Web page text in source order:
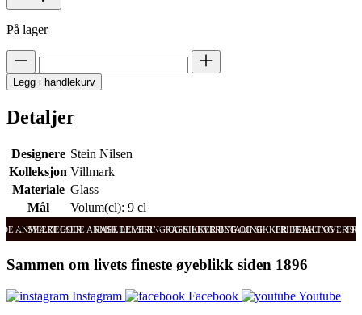
På lager
Legg i handlekurv
Detaljer
Designere Stein Nilsen
Kolleksjon Villmark
Materiale Glass
Mål
Volum(cl): 9 cl
ANMELDELSER RASK LEVERING OG SIKKER BETALING FRI FRAKT OVER
SVÆRT GODE ANMELDELSER RASK LEVERING OG SIKKER BETALING
Sammen om livets fineste øyeblikk siden 1896
Instagram Facebook
Youtube